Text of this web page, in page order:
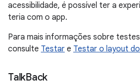
acessibilidade, é possível ter a
teria com o app.
Para mais informações sobre
consulte Testar e Testar o layout
TalkBack